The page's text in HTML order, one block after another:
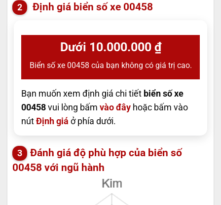
Định giá biển số xe 00458
Dưới 10.000.000 ₫
Biển số xe 00458 của bạn không có giá trị cao.
Bạn muốn xem định giá chi tiết biển số xe
00458 vui lòng bấm vào đây hoặc bấm vào
nút Định giá ở phía dưới.
Đánh giá độ phù hợp của biển số
00458 với ngũ hành